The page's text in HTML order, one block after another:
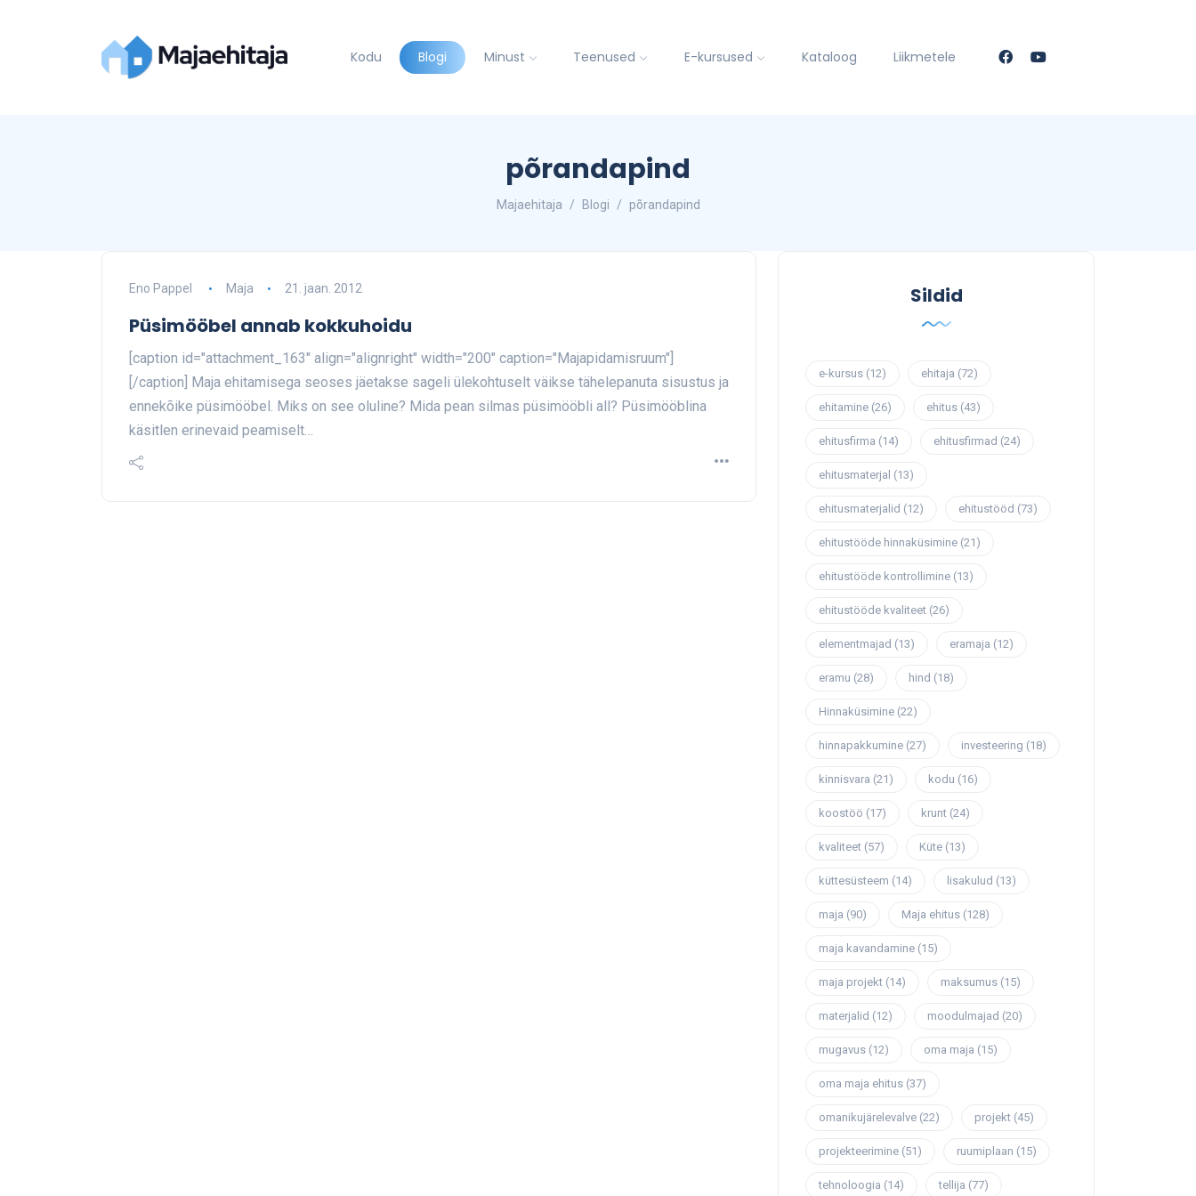
Kodu Blogi Minust Teenused E-kursused Kataloog Liikmetele
põrandapind
Majaehitaja Blogi põrandapind
Eno Pappel Maja 21. jaan. 2012
Püsimööbel annab kokkuhoidu
[caption id="attachment_163" align="alignright" width="200" caption="Majapidamisruum"]
[/caption] Maja ehitamisega seoses jäetakse sageli ülekohtuselt väikse tähelepanuta sisustus ja
ennekõike püsimööbel. Miks on see oluline? Mida pean silmas püsimööbli all? Püsimööblina
käsitlen erinevaid peamiselt…
Sildid
e-kursus (12) ehitaja (72)
ehitamine (26) ehitus (43)
ehitusfirma (14) ehitusfirmad (24)
ehitusmaterjal (13)
ehitusmaterjalid (12) ehitustööd (73)
ehitustööde hinnaküsimine (21)
ehitustööde kontrollimine (13)
ehitustööde kvaliteet (26)
elementmajad (13) eramaja (12)
eramu (28) hind (18)
Hinnaküsimine (22)
hinnapakkumine (27) investeering (18)
kinnisvara (21) kodu (16)
koostöö (17) krunt (24)
kvaliteet (57) Küte (13)
küttesüsteem (14) lisakulud (13)
maja (90) Maja ehitus (128)
maja kavandamine (15)
maja projekt (14) maksumus (15)
materjalid (12) moodulmajad (20)
mugavus (12) oma maja (15)
oma maja ehitus (37)
omanikujärelevalve (22) projekt (45)
projekteerimine (51) ruumiplaan (15)
tehnoloogia (14) tellija (77)